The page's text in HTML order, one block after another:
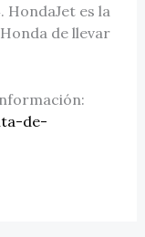
HondaJet es la
de llevar
de-